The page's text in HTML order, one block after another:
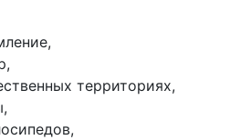
территориях,